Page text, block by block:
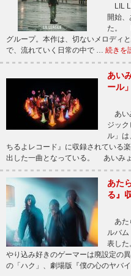
LIL
開始
た。
グループ。本作は、切ないメロディ
で、流れていく日常の中で … 続きを
あい
ール
あい
ジッ
ル」
ちるよレコード』に収録されている
出した一曲となっている。 あいみ
あた
る』
あた
ルバ
表し
やり込み好きのゲーマーは廃設定の
の「ハク」、劇場版『僕の心のヤバ